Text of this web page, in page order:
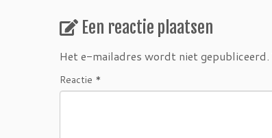
Een reactie plaatsen
Het e-mailadres wordt niet gepubliceerd.
Reactie *